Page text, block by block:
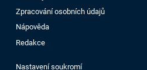
Zpracování osobních údajů
Nápověda
Redakce
Nastavení soukromí